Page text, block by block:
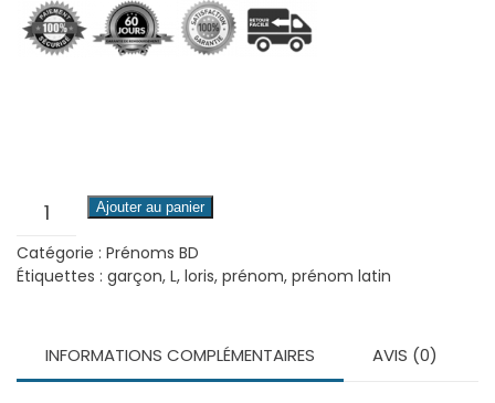
quantité
Loris
Ajouter au panier
Catégorie : Prénoms BD
Étiquettes : garçon, L, loris, prénom, prénom latin
INFORMATIONS COMPLÉMENTAIRES AVIS (0)